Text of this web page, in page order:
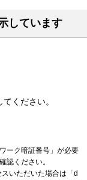
しています
ください。
ーク暗証番号」が必要
認ください。
いただいた場合は「d